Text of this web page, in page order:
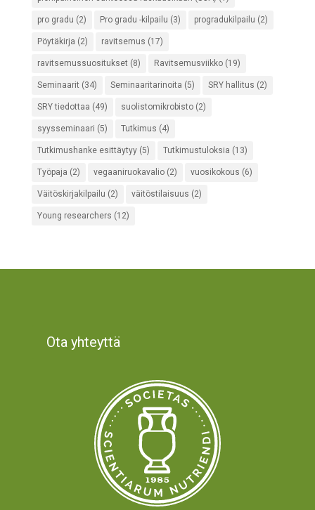
pro gradu (2) Pro gradu -kilpailu (3) progradukilpailu (2)
Pöytäkirja (2) ravitsemus (17)
ravitsemussuositukset (8) Ravitsemusviikko(19)
Seminaarit (34) Seminaaritarinoita (5) SRY hallitus (2)
SRY tiedottaa (49) suolistomikrobisto(2)
syysseminaari (5) Tutkimus (4)
Tutkimushanke esittäytyy(5) Tutkimustuloksia (13)
Työpaja (2) vegaaniruokavalio(2) vuosikokous (6)
Väitöskirjakilpailu (2) väitöstilaisuus (2)
Young researchers (12)
Ota yhteyttä